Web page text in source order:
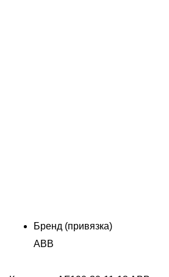
Бренд (привязка)
ABB